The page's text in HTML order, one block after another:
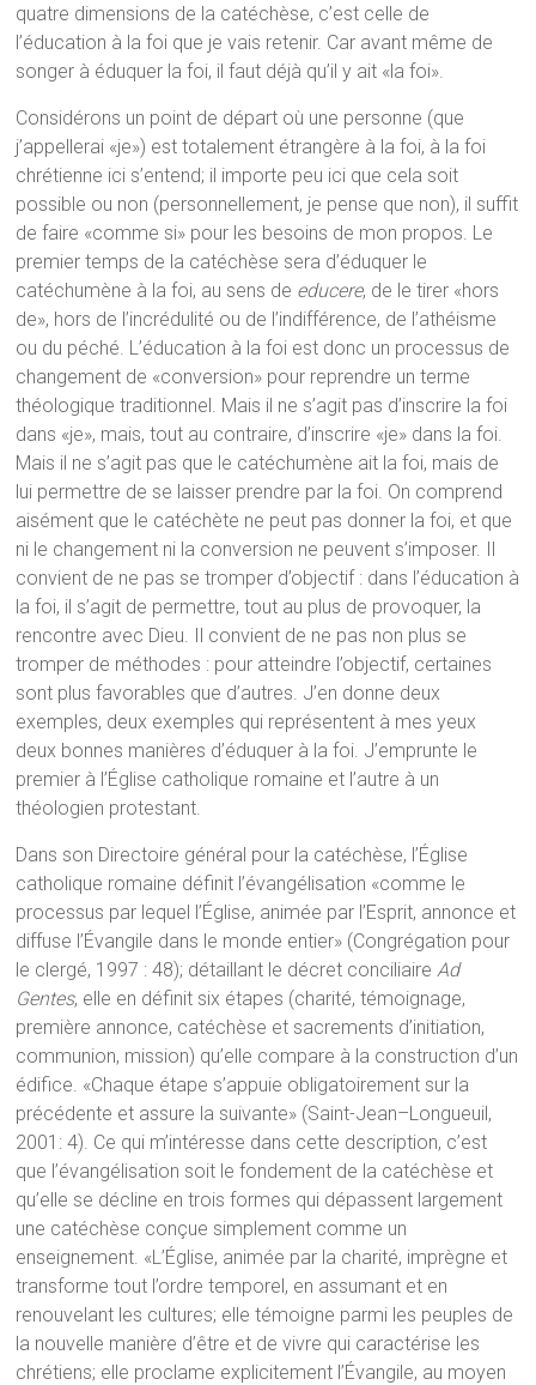
quatre dimensions de la catéchèse, c’est celle de
l’éducation à la foi que je vais retenir. Car avant même de
songer à éduquer la foi, il faut déjà qu’il y ait «la foi».
Considérons un point de départ où une personne (que
j’appellerai «je») est totalement étrangère à la foi, à la foi
chrétienne ici s’entend; il importe peu ici que cela soit
possible ou non (personnellement, je pense que non), il suffit
de faire «comme si» pour les besoins de mon propos. Le
premier temps de la catéchèse sera d’éduquer le
catéchumène à la foi, au sens de educere, de le tirer «hors
de», hors de l’incrédulité ou de l’indifférence, de l’athéisme
ou du péché. L’éducation à la foi est donc un processus de
changement de «conversion» pour reprendre un terme
théologique traditionnel. Mais il ne s’agit pas d’inscrire la foi
dans «je», mais, tout au contraire, d’inscrire «je» dans la foi.
Mais il ne s’agit pas que le catéchumène ait la foi, mais de
lui permettre de se laisser prendre par la foi. On comprend
aisément que le catéchète ne peut pas donner la foi, et que
ni le changement ni la conversion ne peuvent s’imposer. Il
convient de ne pas se tromper d’objectif : dans l’éducation à
la foi, il s’agit de permettre, tout au plus de provoquer, la
rencontre avec Dieu. Il convient de ne pas non plus se
tromper de méthodes : pour atteindre l’objectif, certaines
sont plus favorables que d’autres. J’en donne deux
exemples, deux exemples qui représentent à mes yeux
deux bonnes manières d’éduquer à la foi. J’emprunte le
premier à l’Église catholique romaine et l’autre à un
théologien protestant.
Dans son Directoire général pour la catéchèse, l’Église
catholique romaine définit l’évangélisation «comme le
processus par lequel l’Église, animée par l’Esprit, annonce et
diffuse l’Évangile dans le monde entier» (Congrégation pour
le clergé, 1997 : 48); détaillant le décret conciliaireAd
Gentes, elle en définit six étapes (charité, témoignage,
première annonce, catéchèse et sacrements d’initiation,
communion, mission) qu’elle compare à la construction d’un
édifice. «Chaque étape s’appuie obligatoirement sur la
précédente et assure la suivante» (Saint-Jean–Longueuil,
2001: 4). Ce qui m’intéresse dans cette description, c’est
que l’évangélisation soit le fondement de la catéchèse et
qu’elle se décline en trois formes qui dépassent largement
une catéchèse conçue simplement comme un
enseignement. «L’Église, animée par la charité, imprègne et
transforme tout l’ordre temporel, en assumant et en
renouvelant les cultures; elle témoigne parmi les peuples de
la nouvelle manière d’être et de vivre qui caractérise les
chrétiens; elle proclame explicitement l’Évangile, au moyen